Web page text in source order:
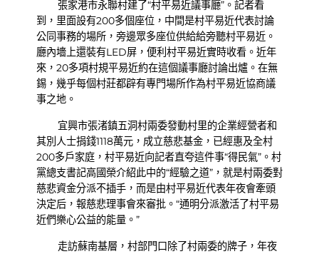
張家港市永聯村建了“村平易近議事廳”。記者看
到，里面設有200多個座位，中間是村平易近代表討論
公同事務的場所，旁邊眾多座位供給給旁聽村平易近。
廳內墻上還裝有LED屏，便利村平易近實時收看。近年
來，20多項村規平易近約在這個議事廳討論出爐。在無
錫，幾乎每個村莊都辟有專門場所作為村平易近協商議
事之地。
宜興市張渚鎮五洞村兩委發動村里的企業經營者和
其別人士捐錢1118萬元，成立慈悲基金，已經惠及全村
200多戶家庭，村平易近向記者直夸這件事“得民氣”。村
黨總支書記高國榮介紹此中的“經驗之道”，就是村兩委對
慈悲資金分派不插手，而是由村平易近代表年夜會牽頭
決定后，報慈悲理事會來審批。“通明分派激活了村平易
近們樂心公益的能量。”
走訪蘇南基層，村部門口除了村兩委的牌子，年夜